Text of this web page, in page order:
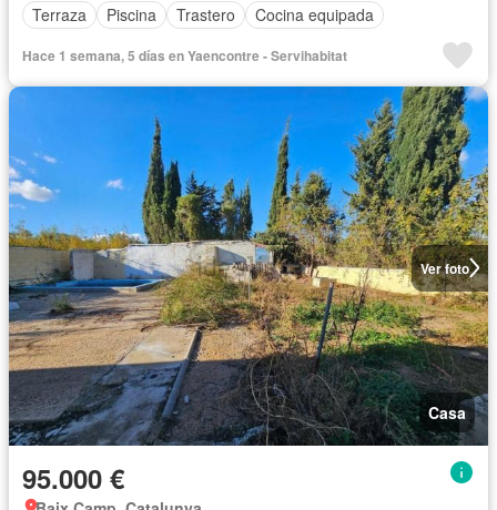
Terraza
Piscina Trastero Cocina equipada
Hace 1 semana, 5 días en Yaencontre - Servihabitat
Ver foto
Casa
95.000 €